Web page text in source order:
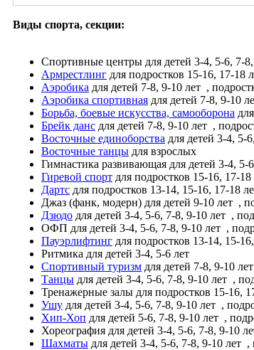
Виды спорта, секции:
Спортивные центры для детей 3-4, 5-6, 7-
Армрестлинг для подростков 15-16, 17-18
Аэробика для детей 7-8, 9-10 лет ,
Аэробика спортивная для детей 7-8, 9-10
Борьба, боевые искусства, самооборона
Брейк данс для детей 7-8, 9-10 лет ,
Восточные единоборства для детей 3-4, 5-
Восточные танцы для взрослых
Гимнастика развивающая для детей 3-4, 5-
Гиревой спорт для подростков 15-16, 17-18
Дартс для подростков 13-14, 15-16, 17-18
Джаз (фанк, модерн) для детей 9-10 лет ,
Дзюдо для детей 3-4, 5-6, 7-8, 9-10 лет ,
ОФП для детей 3-4, 5-6, 7-8, 9-10 лет ,
Пауэрлифтинг для подростков 13-14, 15-
Ритмика для детей 3-4, 5-6 лет
Спортивный туризм для детей 7-8, 9-10 лет
Танцы для детей 3-4, 5-6, 7-8, 9-10 лет ,
Тренажерные залы для подростков 15-16,
Ушу для детей 3-4, 5-6, 7-8, 9-10 лет ,
Хип-Хоп для детей 5-6, 7-8, 9-10 лет ,
Хореография для детей 3-4, 5-6, 7-8, 9-10
Шахматы для детей 3-4, 5-6, 7-8, 9-10 лет ,